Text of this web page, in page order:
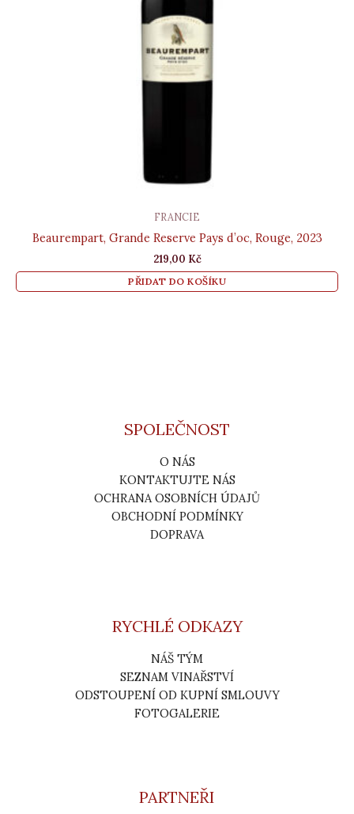
FRANCIE
Beaurempart, Grande Reserve Pays d’oc, Rouge, 2023
219,00 Kč
PŘIDAT DO KOŠÍKU
SPOLEČNOST
O NÁS
KONTAKTUJTE NÁS
OCHRANA OSOBNÍCH ÚDAJŮ
OBCHODNÍ PODMÍNKY
DOPRAVA
RYCHLÉ ODKAZY
NÁŠ TÝM
SEZNAM VINAŘSTVÍ
ODSTOUPENÍ OD KUPNÍ SMLOUVY
FOTOGALERIE
PARTNEŘI